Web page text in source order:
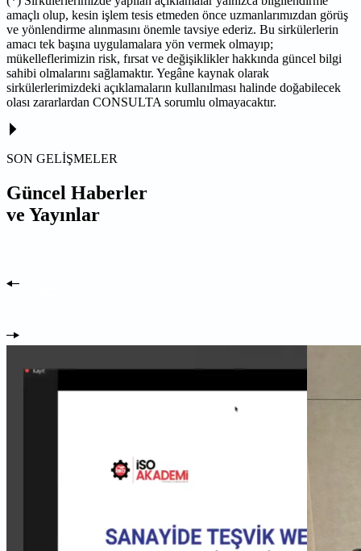
amaçlı olup, kesin işlem tesis etmeden önce uzmanlarımızdan görüş
ve yönlendirme alınmasını önemle tavsiye ederiz. Bu sirkülerlerin
amacı tek başına uygulamalara yön vermek olmayıp;
mükelleflerimizin risk, fırsat ve değişiklikler hakkında güncel bilgi
sahibi olmalarını sağlamaktır. Yegâne kaynak olarak
sirkülerlerimizdeki açıklamaların kullanılması halinde doğabilecek
olası zararlardan CONSULTA sorumlu olmayacaktır.
SON GELİŞMELER
Güncel Haberler
ve Yayınlar